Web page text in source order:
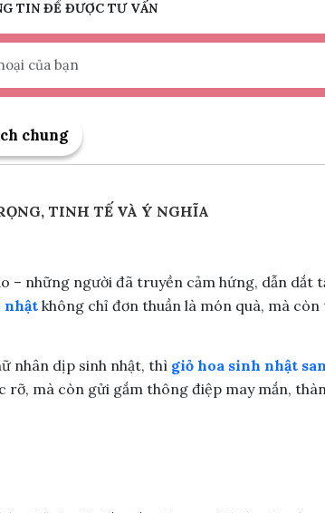
TIN ĐỂ ĐƯỢC TƯ VẤN
chung
TINH TẾ VÀ Ý NGHĨA
– những người đã truyền cảm hứng, dẫn dắt
nhậtkhông chỉ đơn thuần là món quà, mà còn
nhân dịp sinh nhật, thì giỏ hoa sinh nhật
rỡ, mà còn gửi gắm thông điệp may mắn,